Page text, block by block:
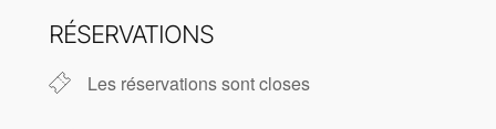
RÉSERVATIONS
Les réservations sont closes